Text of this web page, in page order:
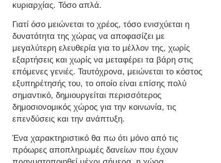
κυριαρχίας. Τόσο απλά.
Γιατί όσο μειώνεται το χρέος, τόσο ενισχύεται η
δυνατότητα της χώρας να αποφασίζει με
μεγαλύτερη ελευθερία για το μέλλον της, χωρίς
εξαρτήσεις και χωρίς να μεταφέρει τα βάρη στις
επόμενες γενιές. Ταυτόχρονα, μειώνεται το κόστος
εξυπηρέτησής του, το οποίο είναι επίσης πολύ
σημαντικό, δημιουργείται περισσότερος
δημοσιονομικός χώρος για την κοινωνία, τις
επενδύσεις και την ανάπτυξη.
Ένα χαρακτηριστικό θα πω ότι μόνο από τις
πρόωρες αποπληρωμές δανείων που έχουν